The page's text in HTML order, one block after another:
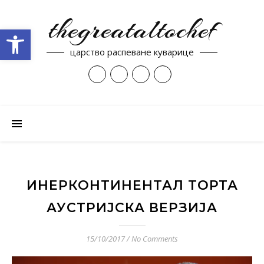
thegreataltochef
царство распеване куварице
ИНЕРКОНТИНЕНТАЛ ТОРТА
АУСТРИЈСКА ВЕРЗИЈА
15/10/2017/No Comments
Open toolbar